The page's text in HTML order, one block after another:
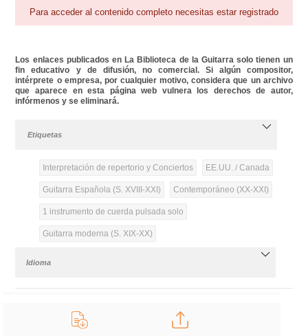
Para acceder al contenido completo necesitas estar registrado
Los enlaces publicados en La Biblioteca de la Guitarra solo tienen un
fin educativo y de difusión, no comercial. Si algún compositor,
intérprete o empresa, por cualquier motivo, considera que un archivo
que aparece en esta página web vulnera los derechos de autor,
infórmenos y se eliminará.
Etiquetas
Interpretación de repertorio y Conciertos EE.UU. / Canada
Guitarra Española (S. XVIII-XXI) Contemporáneo (XX-XXI)
1 instrumento de cuerda pulsada solo
Guitarra moderna (S. XIX-XX)
Idioma